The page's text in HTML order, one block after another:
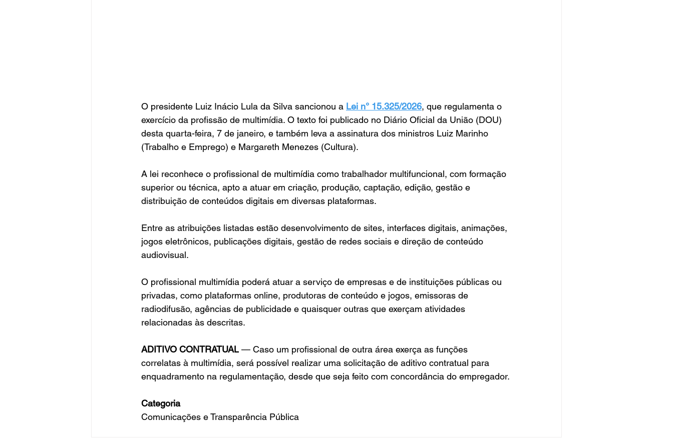
O presidente Luiz Inácio Lula da Silva sancionou a Lei n° 15.325/2026, que regulamenta o
exercício da profissão de multimídia. O texto foi publicado no Diário Oficial da União (DOU)
desta quarta-feira, 7 de janeiro, e também leva a assinatura dos ministros Luiz Marinho
(Trabalho e Emprego) e Margareth Menezes (Cultura).
A lei reconhece o profissional de multimídia como trabalhador multifuncional, com formação
superior ou técnica, apto a atuar em criação, produção, captação, edição, gestão e
distribuição de conteúdos digitais em diversas plataformas.
Entre as atribuições listadas estão desenvolvimento de sites, interfaces digitais, animações,
jogos eletrônicos, publicações digitais, gestão de redes sociais e direção de conteúdo
audiovisual.
O profissional multimídia poderá atuar a serviço de empresas e de instituições públicas ou
privadas, como plataformas online, produtoras de conteúdo e jogos, emissoras de
radiodifusão, agências de publicidade e quaisquer outras que exerçam atividades
relacionadas às descritas.
ADITIVO CONTRATUAL — Caso um profissional de outra área exerça as funções
correlatas à multimídia, será possível realizar uma solicitação de aditivo contratual para
enquadramento na regulamentação, desde que seja feito com concordância do empregador.
Categoria
Comunicações e Transparência Pública